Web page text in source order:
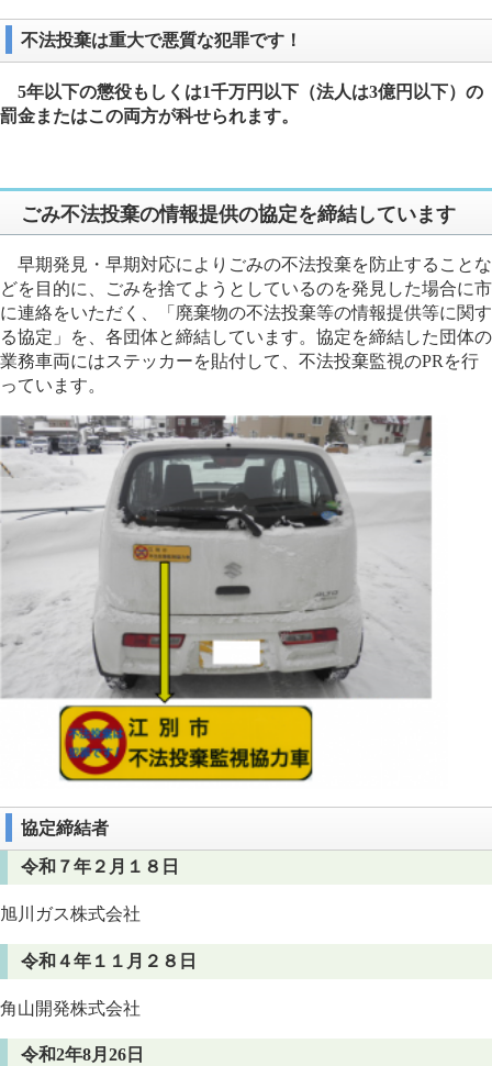
不法投棄は重大で悪質な犯罪です！
5年以下の懲役もしくは1千万円以下（法人は3億円以下）の
罰金またはこの両方が科せられます。
ごみ不法投棄の情報提供の協定を締結しています
早期発見・早期対応によりごみの不法投棄を防止することな
どを目的に、ごみを捨てようとしているのを発見した場合に市
に連絡をいただく、「廃棄物の不法投棄等の情報提供等に関す
る協定」を、各団体と締結しています。協定を締結した団体の
業務車両にはステッカーを貼付して、不法投棄監視のPRを行
っています。
協定締結者
令和７年２月１８日
旭川ガス株式会社
令和４年１１月２８日
角山開発株式会社
令和2年8月26日